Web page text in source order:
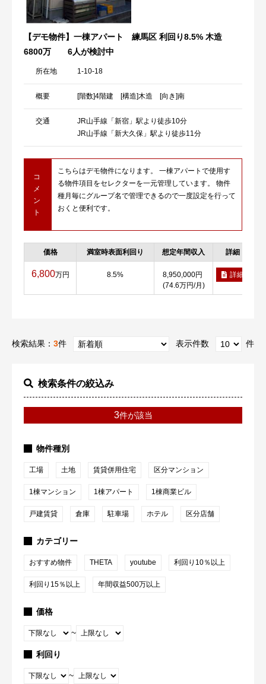
検索条件の絞込み
3件が該当
物件種別
工場 土地 賃貸併用住宅 区分マンション
1棟マンション 1棟アパート 1棟商業ビル
戸建賃貸 倉庫 駐車場 ホテル 区分店舗
カテゴリー
おすすめ物件 THETA youtube 利回り10％以上
利回り15％以上 年間収益500万以上
価格
~
利回り
~
【デモ物件】一棟アパート 練馬区 利回り8.5% 木造
6800万
6人が検討中
所在地 1-10-18
概要 [階数]4階建 [構造]木造 [向き]南
交通
JR山手線「新宿」駅より徒歩10分
JR山手線「新大久保」駅より徒歩11分
コ
メ
ン
ト
こちらはデモ物件になります。 一棟アパートで使用す
る物件項目をセレクターを一元管理しています。 物件
種月毎にグループ名で管理できるので一度設定を行って
おくと便利です。
価格 満室時表面利回り 想定年間収入 詳細
6,800万円 8.5%
8,950,000円
(74.6万円/月)
詳細
検索結果： 3件 表示件数 件